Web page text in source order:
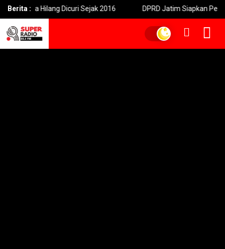
Berita :Dicuri Sejak 2016 DPRD Jatim Siapkan Perda Baru